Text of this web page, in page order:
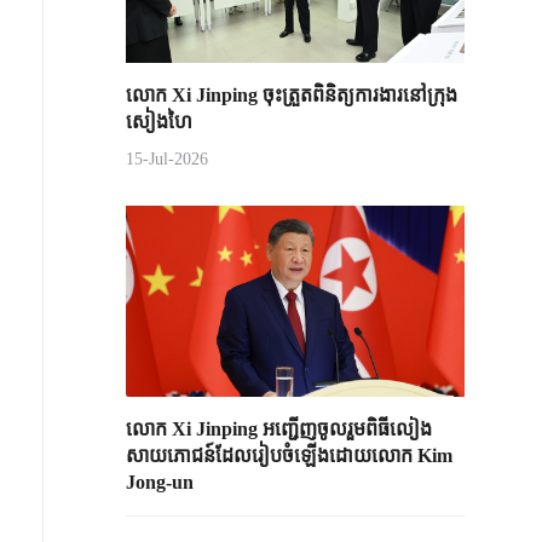
លោក Xi Jinping ចុះត្រួតពិនិត្យការងារនៅក្រុង
សៀងហៃ
15-Jul-2026
លោក Xi Jinping អញ្ជើញចូលរួមពិធីលៀង
សាយភោជន៍​​ដែលរៀបចំឡើង​ដោយលោក Kim
Jong-un